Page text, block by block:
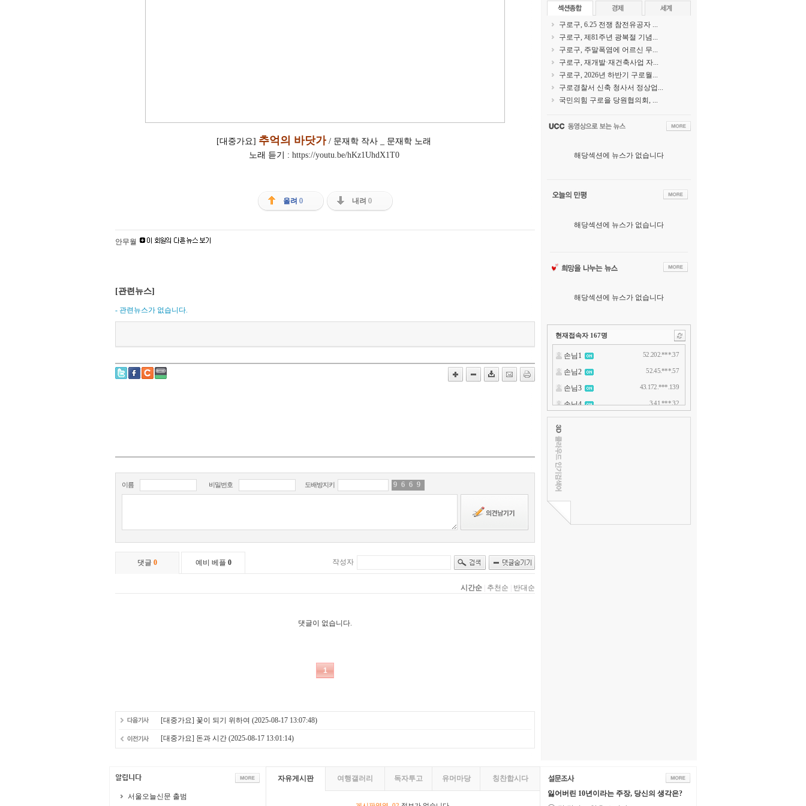
[대중가요] 추억의 바닷가 / 문재학 작사 _ 문재학 노래
노래 듣기 : https://youtu.be/hKz1UhdX1T0
올려 0 내려 0
안무월
[관련뉴스]
- 관련뉴스가 없습니다.
[대중가요] 꽃이 되기 위하여 (2025-08-17 13:07:48)
[대중가요] 돈과 시간 (2025-08-17 13:01:14)
구로구, 6.25 전쟁 참전유공자 ...
구로구, 제81주년 광복절 기념...
구로구, 주말폭염에 어르신 무...
구로구, 재개발·재건축사업 자...
구로구, 2026년 하반기 구로월...
구로경찰서 신축 청사서 정상업...
국민의힘 구로을 당원협의회, ...
해당섹션에 뉴스가 없습니다
해당섹션에 뉴스가 없습니다
해당섹션에 뉴스가 없습니다
현재접속자 167명
서울오늘신문 출범
자유게시판 여행갤러리 독자투고 유머마당 칭찬합시다
잃어버린 10년이라는 주장, 당신의 생각은?